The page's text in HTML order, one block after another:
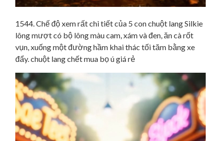
1544. Chế độ xem rất chi tiết của 5 con chuột lang Silkie
lông mượt có bộ lông màu cam, xám và đen, ăn cà rốt
vụn, xuống một đường hầm khai thác tối tăm bằng xe
đẩy. chuột lang chết mua bọ ú giá rẻ